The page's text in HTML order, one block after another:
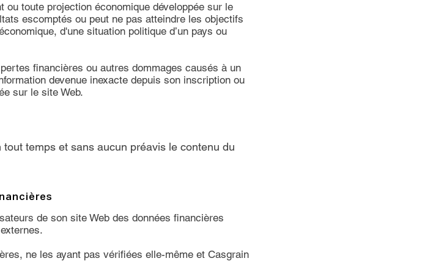
toute projection économique développée sur le
escomptés ou peut ne pas atteindre les objectifs
d'une situation politique d’un pays ou
financières ou autres dommages causés à un
devenue inexacte depuis son inscription ou
sur le site Web.
temps et sans aucun préavis le contenu du
de son site Web des données financières
ne les ayant pas vérifiées elle-même et Casgrain